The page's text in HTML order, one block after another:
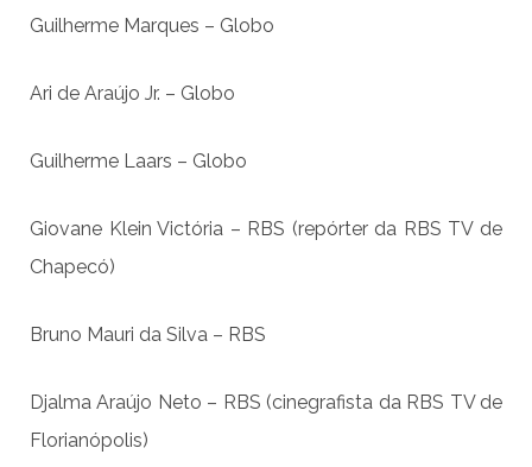
Guilherme Marques – Globo
Ari de Araújo Jr. – Globo
Guilherme Laars – Globo
Giovane Klein Victória – RBS (repórter da RBS TV de
Chapecó)
Bruno Mauri da Silva – RBS
Djalma Araújo Neto – RBS (cinegrafista da RBS TV de
Florianópolis)